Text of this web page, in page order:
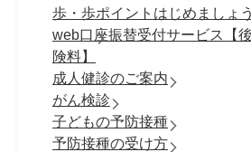
歩・歩ポイントはじめましょ
web口座振替受付サービス【
険料】
成人健診のご案内
がん検診
子どもの予防接種
予防接種の受け方